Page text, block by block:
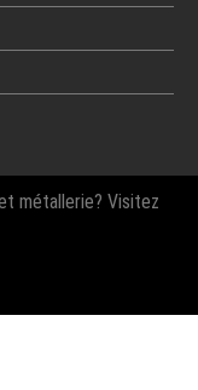
métallerie? Visitez